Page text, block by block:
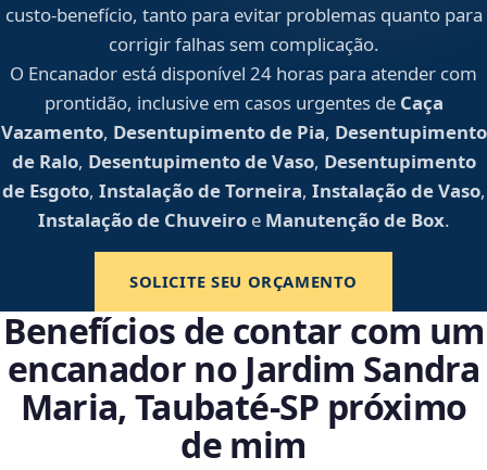
custo-benefício, tanto para evitar problemas quanto para
corrigir falhas sem complicação.
O Encanador está disponível 24 horas para atender com
prontidão, inclusive em casos urgentes de Caça
Vazamento, Desentupimento de Pia, Desentupimento
de Ralo, Desentupimento de Vaso, Desentupimento
de Esgoto, Instalação de Torneira, Instalação de Vaso,
Instalação de Chuveiroe Manutenção de Box.
SOLICITE SEU ORÇAMENTO
Benefícios de contar com um
encanador no Jardim Sandra
Maria, Taubaté‑SP próximo
de mim